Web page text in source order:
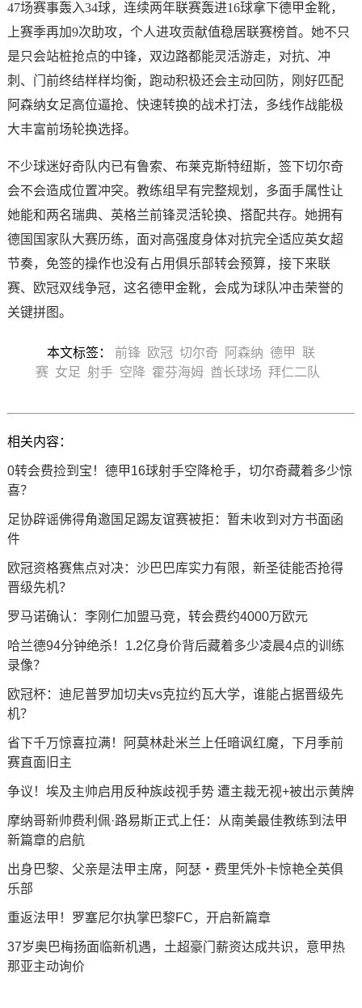
47场赛事轰入34球，连续两年联赛轰进16球拿下德甲金靴，
上赛季再加9次助攻，个人进攻贡献值稳居联赛榜首。她不只
是只会站桩抢点的中锋，双边路都能灵活游走，对抗、冲
刺、门前终结样样均衡，跑动积极还会主动回防，刚好匹配
阿森纳女足高位逼抢、快速转换的战术打法，多线作战能极
大丰富前场轮换选择。
不少球迷好奇队内已有鲁索、布莱克斯特纽斯，签下切尔奇
会不会造成位置冲突。教练组早有完整规划，多面手属性让
她能和两名瑞典、英格兰前锋灵活轮换、搭配共存。她拥有
德国国家队大赛历练，面对高强度身体对抗完全适应英女超
节奏，免签的操作也没有占用俱乐部转会预算，接下来联
赛、欧冠双线争冠，这名德甲金靴，会成为球队冲击荣誉的
关键拼图。
本文标签： 前锋 欧冠 切尔奇 阿森纳 德甲 联
赛 女足 射手 空降 霍芬海姆 酋长球场 拜仁二队
相关内容：
0转会费捡到宝！德甲16球射手空降枪手，切尔奇藏着多少惊
喜？
足协辟谣佛得角邀国足踢友谊赛被拒：暂未收到对方书面函
件
欧冠资格赛焦点对决：沙巴巴库实力有限，新圣徒能否抢得
晋级先机？
罗马诺确认：李刚仁加盟马竞，转会费约4000万欧元
哈兰德94分钟绝杀！1.2亿身价背后藏着多少凌晨4点的训练
录像？
欧冠杯：迪尼普罗加切夫vs克拉约瓦大学，谁能占据晋级先
机？
省下千万惊喜拉满！阿莫林赴米兰上任暗讽红魔，下月季前
赛直面旧主
争议！埃及主帅启用反种族歧视手势 遭主裁无视+被出示黄牌
摩纳哥新帅费利佩·路易斯正式上任：从南美最佳教练到法甲
新篇章的启航
出身巴黎、父亲是法甲主席，阿瑟・费里凭外卡惊艳全英俱
乐部
重返法甲！罗塞尼尔执掌巴黎FC，开启新篇章
37岁奥巴梅扬面临新机遇，土超豪门薪资达成共识，意甲热
那亚主动询价